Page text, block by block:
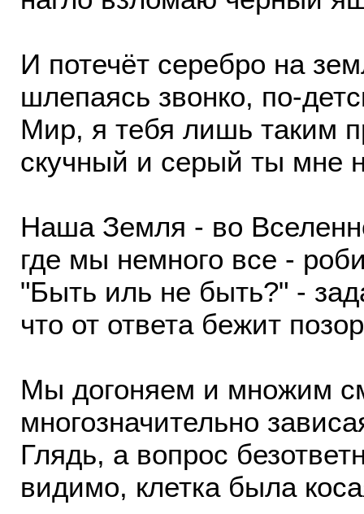
И потечёт серебро на
шлепаясь звонко, по-
Мир, я тебя лишь таким
скучный и серый ты мне
Наша Земля - во
где мы немного все -
"Быть иль не быть?" -
что от ответа бежит
Мы догоняем и множим
многозначительно
Глядь, а вопрос
видимо, клетка была